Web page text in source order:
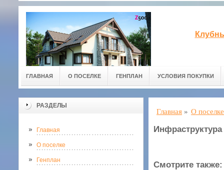
ГЛАВНАЯ О ПОСЕЛКЕ ГЕНПЛАН УСЛОВИЯ ПОКУПКИ
РАЗДЕЛЫ
Главная
О поселке
Генплан
Главная » О поселке
Смотрите также: